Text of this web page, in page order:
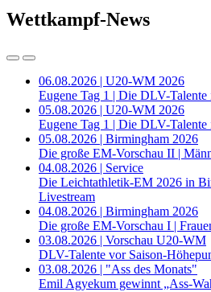
Wettkampf-News
06.08.2026 | U20-WM 2026
Eugene Tag 1 | Die DLV-Talente
05.08.2026 | U20-WM 2026
Eugene Tag 1 | Die DLV-Talente
05.08.2026 | Birmingham 2026
Die große EM-Vorschau II |
04.08.2026 | Service
Die Leichtathletik-EM 2026 in
Livestream
04.08.2026 | Birmingham 2026
Die große EM-Vorschau I |
03.08.2026 | Vorschau U20-WM
DLV-Talente vor Saison-
03.08.2026 | "Ass des Monats"
Emil Agyekum gewinnt „Ass-